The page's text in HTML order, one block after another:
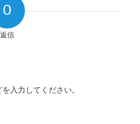
0
返信
入力してください。